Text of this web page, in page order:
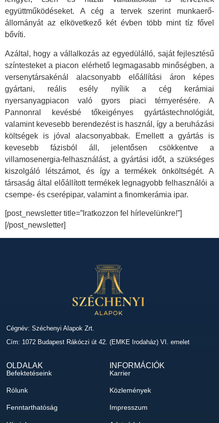
együttműködéseket. A cég a tervek szerint munkaerő-
állományát az elkövetkező két évben több mint tíz fővel
bővíti.
Azáltal, hogy a vállalkozás az egyedülálló, saját fejlesztésű
színtesteket a piacon elérhető legmagasabb minőségben, a
versenytársakénál alacsonyabb előállítási áron képes
gyártani, reális esély nyílik a cég kerámiai
nyersanyagpiacon való gyors piaci térnyerésére. A
Pannonral kevésbé tőkeigényes gyártástechnológiát,
valamint kevesebb berendezést is használ, így a beruházási
költségek is jóval alacsonyabbak. Emellett a gyártás is
kevesebb fázisból áll, jelentősen csökkentve a
villamosenergia-felhasználást, a gyártási időt, a szükséges
kiszolgáló létszámot, és így a termékek önköltségét. A
társaság által előállított termékek legnagyobb felhasználói a
csempe- és cserépipar, valamint a finomkerámia ipar.
[post_newsletter title=”Iratkozzon fel hírlevelünkre!”]
[/post_newsletter]
Cégnév: Széchenyi Alapok Zrt.
Cím: 1072 Budapest Rákóczi út 42. (EMKE Irodaház) VI. emelet
OLDALAK
Befektetéseink
Rólunk
Fenntarthatóság
INFORMÁCIÓK
Karrier
Közlemények
Impresszum